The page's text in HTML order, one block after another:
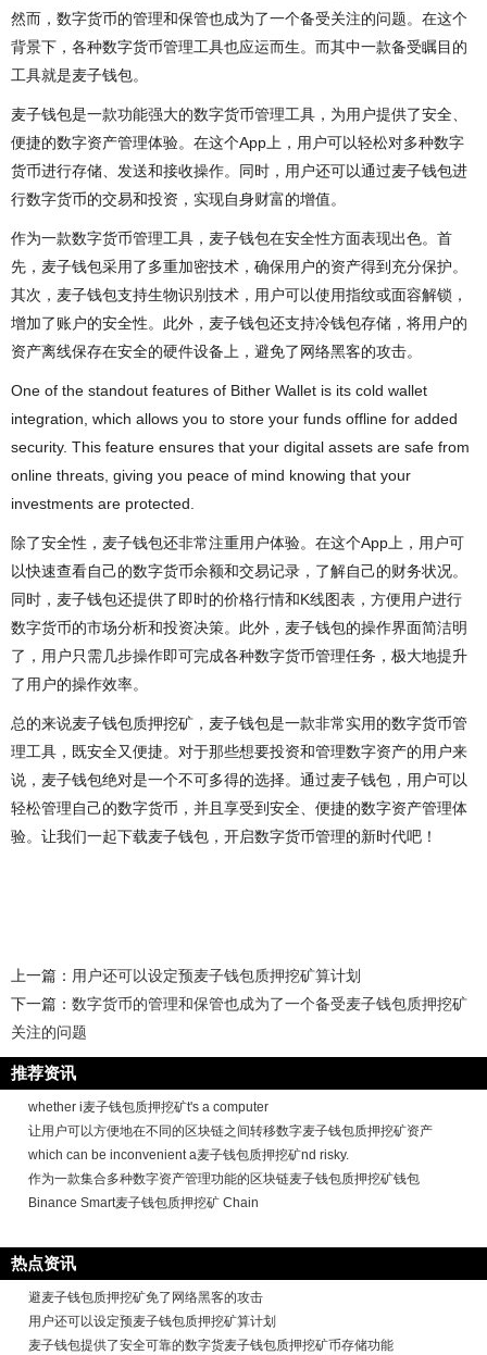
然而，数字货币的管理和保管也成为了一个备受关注的问题。在这个
背景下，各种数字货币管理工具也应运而生。而其中一款备受瞩目的
工具就是麦子钱包。
麦子钱包是一款功能强大的数字货币管理工具，为用户提供了安全、
便捷的数字资产管理体验。在这个App上，用户可以轻松对多种数字
货币进行存储、发送和接收操作。同时，用户还可以通过麦子钱包进
行数字货币的交易和投资，实现自身财富的增值。
作为一款数字货币管理工具，麦子钱包在安全性方面表现出色。首
先，麦子钱包采用了多重加密技术，确保用户的资产得到充分保护。
其次，麦子钱包支持生物识别技术，用户可以使用指纹或面容解锁，
增加了账户的安全性。此外，麦子钱包还支持冷钱包存储，将用户的
资产离线保存在安全的硬件设备上，避免了网络黑客的攻击。
One of the standout features of Bither Wallet is its cold wallet
integration, which allows you to store your funds offline for added
security. This feature ensures that your digital assets are safe from
online threats, giving you peace of mind knowing that your
investments are protected.
除了安全性，麦子钱包还非常注重用户体验。在这个App上，用户可
以快速查看自己的数字货币余额和交易记录，了解自己的财务状况。
同时，麦子钱包还提供了即时的价格行情和K线图表，方便用户进行
数字货币的市场分析和投资决策。此外，麦子钱包的操作界面简洁明
了，用户只需几步操作即可完成各种数字货币管理任务，极大地提升
了用户的操作效率。
总的来说麦子钱包质押挖矿，麦子钱包是一款非常实用的数字货币管
理工具，既安全又便捷。对于那些想要投资和管理数字资产的用户来
说，麦子钱包绝对是一个不可多得的选择。通过麦子钱包，用户可以
轻松管理自己的数字货币，并且享受到安全、便捷的数字资产管理体
验。让我们一起下载麦子钱包，开启数字货币管理的新时代吧！
上一篇： 用户还可以设定预麦子钱包质押挖矿算计划
下一篇： 数字货币的管理和保管也成为了一个备受麦子钱包质押挖矿
关注的问题
推荐资讯
whether i麦子钱包质押挖矿t's a computer
让用户可以方便地在不同的区块链之间转移数字麦子钱包质押挖矿资产
which can be inconvenient a麦子钱包质押挖矿nd risky.
作为一款集合多种数字资产管理功能的区块链麦子钱包质押挖矿钱包
Binance Smart麦子钱包质押挖矿 Chain
热点资讯
避麦子钱包质押挖矿免了网络黑客的攻击
用户还可以设定预麦子钱包质押挖矿算计划
麦子钱包提供了安全可靠的数字货麦子钱包质押挖矿币存储功能